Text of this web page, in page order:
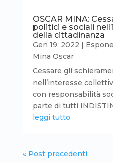
OSCAR MINA:
politici e sociali
della cittadinanza
Gen 19, 2022
Mina Oscar
Cessare gli
nell’interesse
con responsabilità
parte di tutti
leggi tutto
« Post precedenti